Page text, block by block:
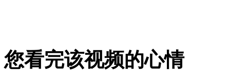
俄美在领养儿童问题矛盾加剧
您看完该视频的心情